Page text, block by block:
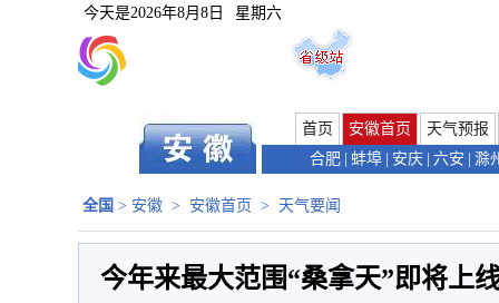
今天是2026年8月8日 星期六
首页 安徽首页
天气预报
合肥 蚌埠 安庆 六安 滁
全国 > 安徽 > 安徽首页 > 天气要闻
今年来最大范围“桑拿天”即将上